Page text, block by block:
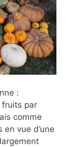
:
fruits par
comme
en vue d’une